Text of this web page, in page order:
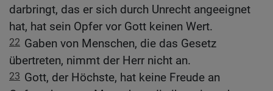
darbringt, das er sich durch Unrecht angeeignet
hat, hat sein Opfer vor Gott keinen Wert.
22 Gaben von Menschen, die das Gesetz
übertreten, nimmt der Herr nicht an.
23 Gott, der Höchste, hat keine Freude an